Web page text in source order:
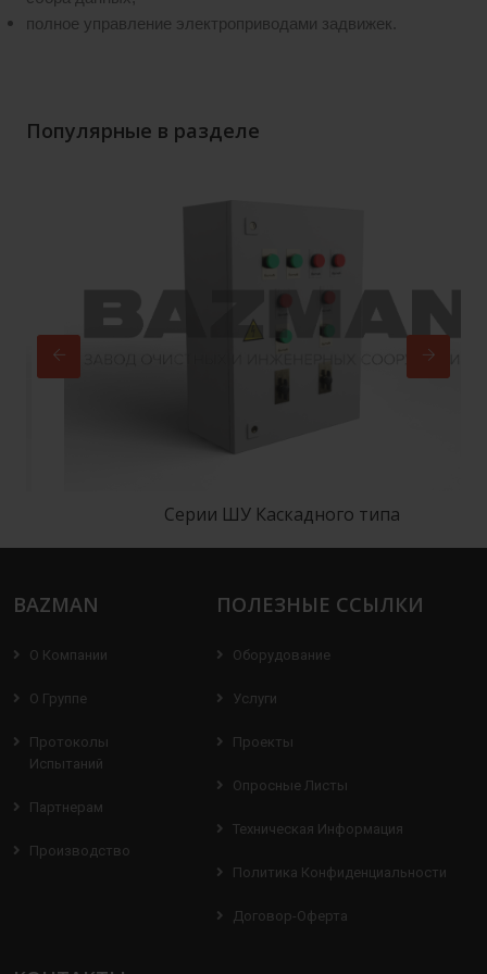
полное управление электроприводами задвижек.
Популярные в разделе
Серии ШУ Каскадного типа
BAZMAN
О Компании
О Группе
Протоколы
Испытаний
Партнерам
Производство
ПОЛЕЗНЫЕ ССЫЛКИ
Оборудование
Услуги
Проекты
Опросные Листы
Техническая Информация
Политика Конфиденциальности
Договор-Оферта